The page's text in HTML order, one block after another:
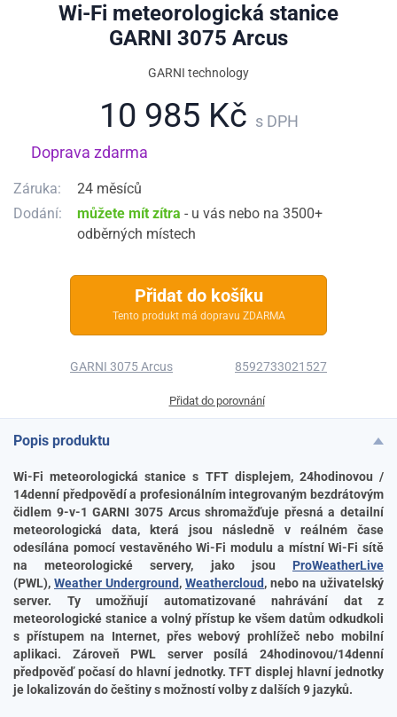
Wi-Fi meteorologická stanice
GARNI 3075 Arcus
GARNI technology
10 985 Kč s DPH
Doprava zdarma
Záruka:
24 měsíců
Dodání:
můžete mít zítra - u vás nebo na 3500+
odběrných místech
Přidat do košíku
Tento produkt má dopravu ZDARMA
GARNI 3075 Arcus 8592733021527
Přidat do porovnání
Popis produktu
Wi-Fi meteorologická stanice s TFT displejem, 24hodinovou /
14denní předpovědí a profesionálním integrovaným bezdrátovým
čidlem 9-v-1 GARNI 3075 Arcus shromažďuje přesná a detailní
meteorologická data, která jsou následně v reálném čase
odesílána pomocí vestavěného Wi-Fi modulu a místní Wi-Fi sítě
na meteorologické servery, jako jsou ProWeatherLive
(PWL), Weather Underground, Weathercloud, nebo na uživatelský
server. Ty umožňují automatizované nahrávání dat z
meteorologické stanice a volný přístup ke všem datům odkudkoli
s přístupem na Internet, přes webový prohlížeč nebo mobilní
aplikaci. Zároveň PWL server posílá 24hodinovou/14denní
předpověď počasí do hlavní jednotky. TFT displej hlavní jednotky
je lokalizován do češtiny s možností volby z dalších 9 jazyků.